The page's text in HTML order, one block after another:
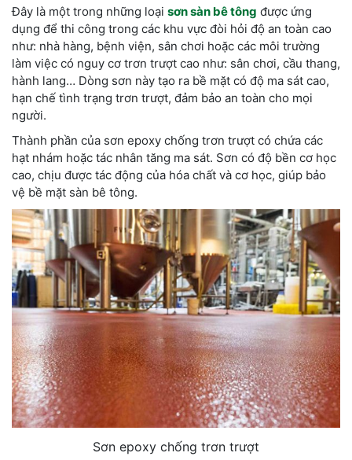
Đây là một trong những loại sơn sàn bê tông được ứng
dụng để thi công trong các khu vực đòi hỏi độ an toàn cao
như: nhà hàng, bệnh viện, sân chơi hoặc các môi trường
làm việc có nguy cơ trơn trượt cao như: sân chơi, cầu thang,
hành lang… Dòng sơn này tạo ra bề mặt có độ ma sát cao,
hạn chế tình trạng trơn trượt, đảm bảo an toàn cho mọi
người.
Thành phần của sơn epoxy chống trơn trượt có chứa các
hạt nhám hoặc tác nhân tăng ma sát. Sơn có độ bền cơ học
cao, chịu được tác động của hóa chất và cơ học, giúp bảo
vệ bề mặt sàn bê tông.
Sơn epoxy chống trơn trượt